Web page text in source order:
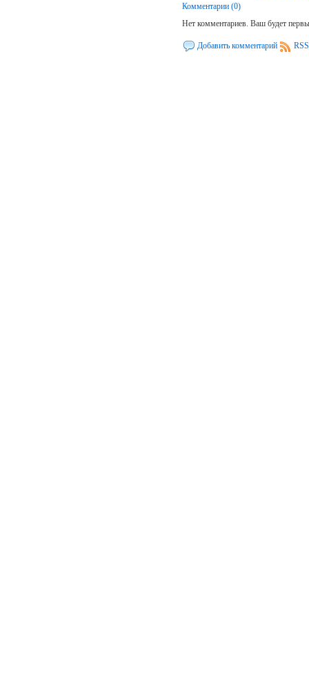
Комментарии (0)
Нет комментариев. Ваш будет
Добавить комментарий